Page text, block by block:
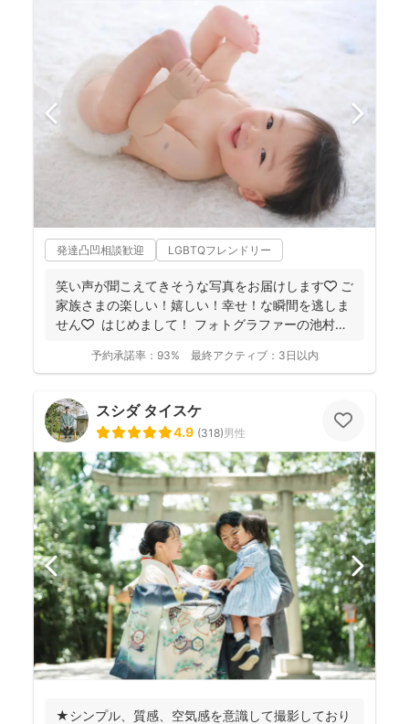
発達凸凹相談歓迎 LGBTQフレンドリー
笑い声が聞こえてきそうな写真をお届けします🧡 ご
家族さまの楽しい！嬉しい！幸せ！な瞬間を逃しま
せん🧡 ⁡ はじめまして！ フォトグラファーの池村
予約承諾率： 93% 最終アクティブ： 3日以内
スシダ タイスケ
4.9 (318)男性
★シンプル、質感、空気感を意識して撮影しており